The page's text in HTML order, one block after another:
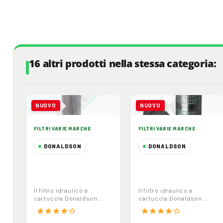
16 altri prodotti nella stessa categoria:
NUOVO
FILTRI VARIE MARCHE
DONALDSON
P958404 John
Deere
Il filtro idraulico a
cartuccia Donaldson
protezione superiore....
starstarstarstarstar_border
NUOVO
FILTRI VARIE MARCHE
DONALDSON
Donaldson
P164166
Il filtro idraulico a
cartuccia Donaldson
sintetico offre una...
starstarstarstarstar_border